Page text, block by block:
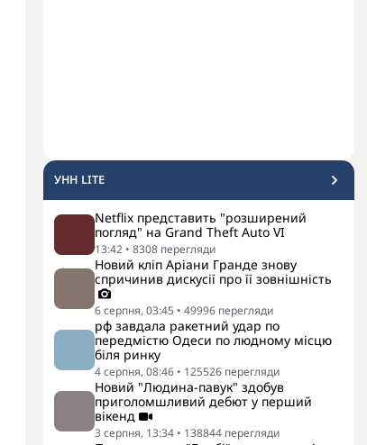
УНН LITE
Netflix представить "розширений
погляд" на Grand Theft Auto VI
13:42 • 8308 перегляди
Новий кліп Аріани Гранде знову
спричинив дискусії про її зовнішність
6 серпня, 03:45 • 49996 перегляди
рф завдала ракетний удар по
передмістю Одеси по людному місцю
біля ринку
4 серпня, 08:46 • 125526 перегляди
Новий "Людина-павук" здобув
приголомшливий дебют у перший
вікенд
3 серпня, 13:34 • 138844 перегляди